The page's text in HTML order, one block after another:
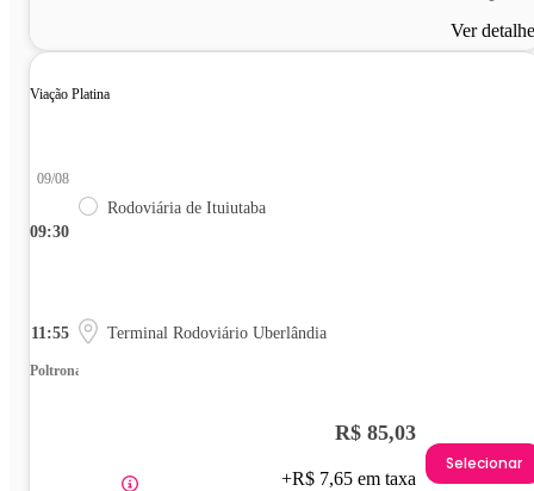
Ver
Viação Platina
09:30
09/08
Rodoviária de Ituiutaba
11:55 Terminal Rodoviário Uberlândia
Poltrona
R$ 85,03
+R$ 7,65 em taxa
Selecionar